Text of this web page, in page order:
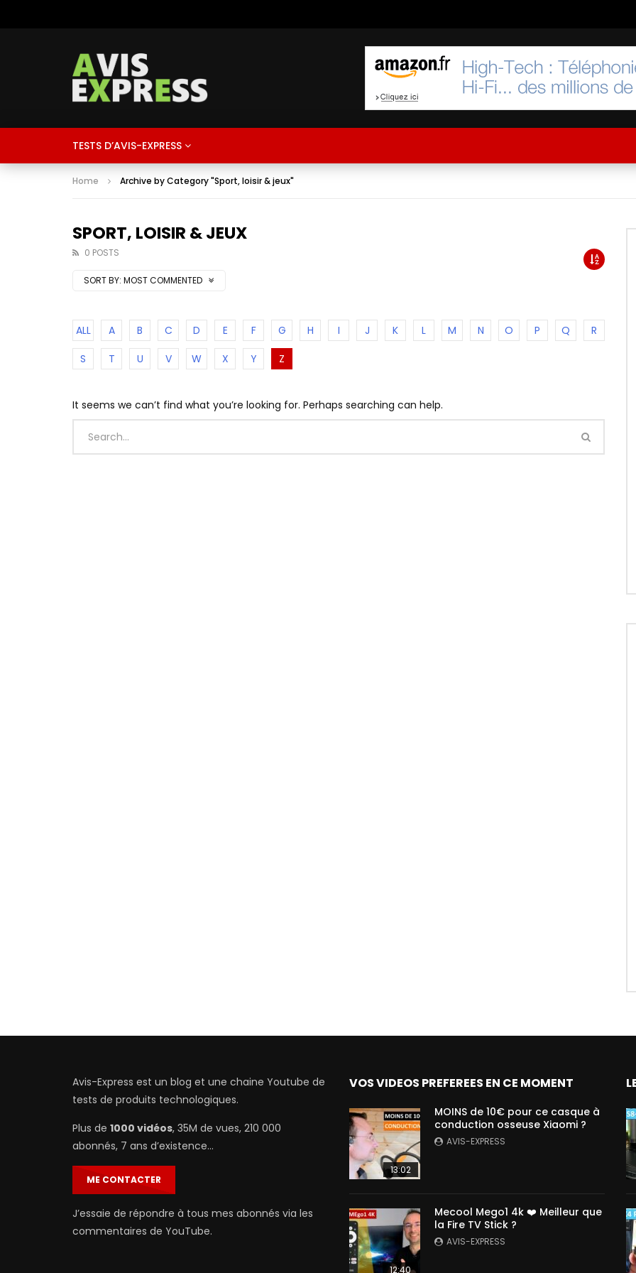
TESTS D’AVIS-EXPRESS
Home Archive by Category "Sport, loisir & jeux"
SPORT, LOISIR & JEUX
0 POSTS
SORT BY: MOST COMMENTED
ALL A B C D E F G H I J K L M N O P Q
R
S
T U V W X Y Z
It seems we can’t find what you’re looking for. Perhaps searching can help.
Avis-Express est un blog et une chaine Youtube de
tests de produits technologiques.
Plus de 1000 vidéos, 35M de vues, 210 000
abonnés, 7 ans d’existence…
ME CONTACTER
J’essaie de répondre à tous mes abonnés via les
commentaires de YouTube.
VOS VIDEOS PREFEREES EN CE MOMENT
13:02
MOINS de 10€ pour ce casque à
conduction osseuse Xiaomi ?
AVIS-EXPRESS
12:40
Mecool Mego1 4k ❤️ Meilleur que
la Fire TV Stick ?
AVIS-EXPRESS